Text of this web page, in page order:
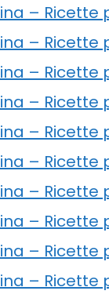
– Ricette
– Ricette
– Ricette
– Ricette
– Ricette
– Ricette
– Ricette
– Ricette
– Ricette
– Ricette